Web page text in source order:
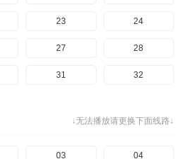
63 64
67 68
71 72
83 84
23 24
27 28
31 32
43 44
↓无法播放请更换下面线路↓
03 04